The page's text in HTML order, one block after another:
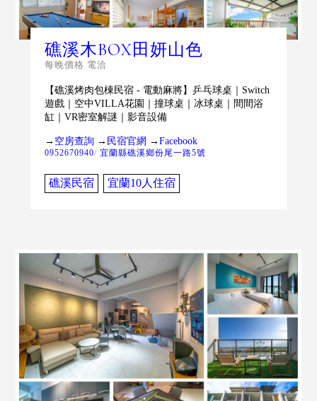
礁溪木BOX田妍山色
每晚價格 電洽
【礁溪烤肉包棟民宿 - 電動麻將】乒乓球桌｜Switch
遊戲｜空中VILLA花園｜撞球桌｜冰球桌｜間間浴
缸｜VR密室解謎｜影音設備
→ 空房查詢→ 民宿官網 →Facebook
0952670940/ 宜蘭縣礁溪鄉份尾一路5號
礁溪民宿 宜蘭10人住宿